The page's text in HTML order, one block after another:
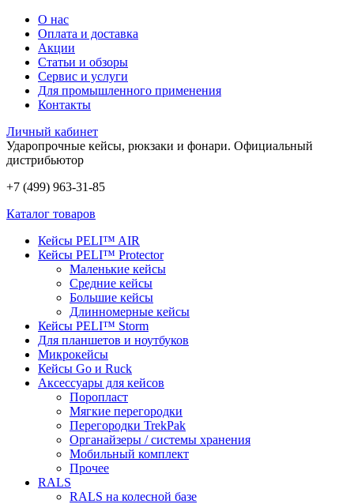
О нас
Оплата и доставка
Акции
Статьи и обзоры
Сервис и услуги
Для промышленного применения
Контакты
Личный кабинет
Ударопрочные кейсы, рюкзаки и фонари. Официальный
дистрибьютор
+7 (499) 963-31-85
Каталог товаров
Кейсы PELI™ AIR
Кейсы PELI™ Protector
Маленькие кейсы
Средние кейсы
Большие кейсы
Длинномерные кейсы
Кейсы PELI™ Storm
Для планшетов и ноутбуков
Микрокейсы
Кейсы Go и Ruck
Аксессуары для кейсов
Поропласт
Мягкие перегородки
Перегородки TrekPak
Органайзеры / системы хранения
Мобильный комплект
Прочее
RALS
RALS на колесной базе